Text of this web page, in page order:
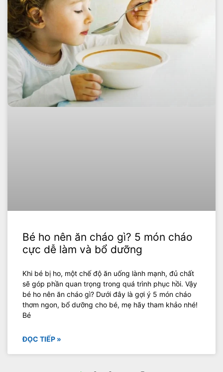
Bé ho nên ăn cháo gì? 5 món cháo
cực dễ làm và bổ dưỡng
Khi bé bị ho, một chế độ ăn uống lành mạnh, đủ chất
sẽ góp phần quan trọng trong quá trình phục hồi. Vậy
bé ho nên ăn cháo gì? Dưới đây là gợi ý 5 món cháo
thơm ngon, bổ dưỡng cho bé, mẹ hãy tham khảo nhé!
Bé
ĐỌC TIẾP »